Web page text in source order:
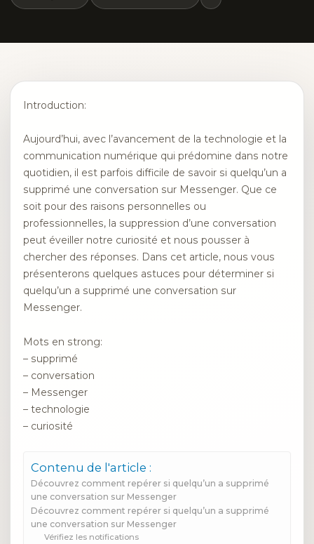
Introduction:
Aujourd’hui, avec l’avancement de la technologie et la
communication numérique qui prédomine dans notre
quotidien, il est parfois difficile de savoir si quelqu’un a
supprimé une conversation sur Messenger. Que ce
soit pour des raisons personnelles ou
professionnelles, la suppression d’une conversation
peut éveiller notre curiosité et nous pousser à
chercher des réponses. Dans cet article, nous vous
présenterons quelques astuces pour déterminer si
quelqu’un a supprimé une conversation sur
Messenger.
Mots en strong:
– supprimé
– conversation
– Messenger
– technologie
– curiosité
Contenu de l'article :
Découvrez comment repérer si quelqu’un a supprimé
une conversation sur Messenger
Découvrez comment repérer si quelqu’un a supprimé
une conversation sur Messenger
Vérifiez les notifications